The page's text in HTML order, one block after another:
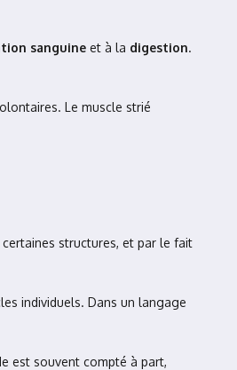
sanguine et à la digestion.
Le muscle strié
structures, et par le fait
individuels. Dans un langage
est souvent compté à part,